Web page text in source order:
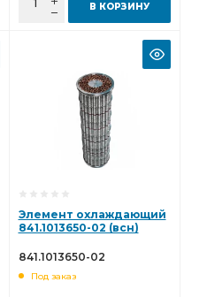
В КОРЗИНУ
Элемент охлаждающий
841.1013650-02 (всн)
841.1013650-02
Под заказ